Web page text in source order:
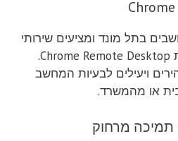
בתל מונד ומציעים שירותי
תמיכה מרחוק באמצעות Chrome Remote Desktop.
ויעילים לבעיות המחשב
או מהמשרד.
תמיכה מרחוק